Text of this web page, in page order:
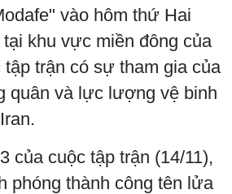
vào hôm thứ Hai
khu vực miền đông của
trận có sự tham gia của
quân và lực lượng vệ binh
của cuộc tập trận (14/11),
phóng thành công tên lửa